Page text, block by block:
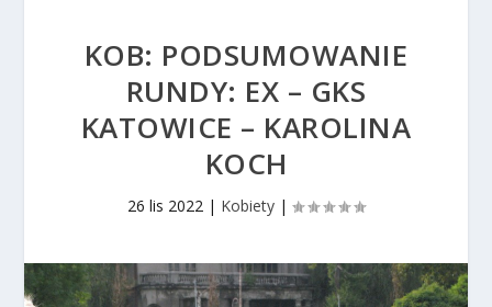
KOB: PODSUMOWANIE
RUNDY: EX – GKS
KATOWICE – KAROLINA
KOCH
26 lis 2022 | Kobiety |